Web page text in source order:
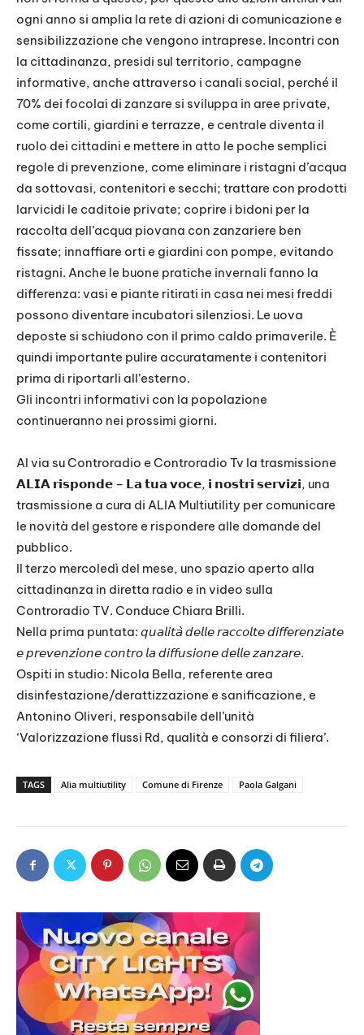
ogni anno si amplia la rete di azioni di comunicazione e
sensibilizzazione che vengono intraprese. Incontri con
la cittadinanza, presidi sul territorio, campagne
informative, anche attraverso i canali social, perché il
70% dei focolai di zanzare si sviluppa in aree private,
come cortili, giardini e terrazze, e centrale diventa il
ruolo dei cittadini e mettere in atto le poche semplici
regole di prevenzione, come eliminare i ristagni d’acqua
da sottovasi, contenitori e secchi; trattare con prodotti
larvicidi le caditoie private; coprire i bidoni per la
raccolta dell’acqua piovana con zanzariere ben
fissate; innaffiare orti e giardini con pompe, evitando
ristagni. Anche le buone pratiche invernali fanno la
differenza: vasi e piante ritirati in casa nei mesi freddi
possono diventare incubatori silenziosi. Le uova
deposte si schiudono con il primo caldo primaverile. È
quindi importante pulire accuratamente i contenitori
prima di riportarli all’esterno.
Gli incontri informativi con la popolazione
continueranno nei prossimi giorni.
Al via su Controradio e Controradio Tv la trasmissione
𝗔𝗟𝗜𝗔 𝗿𝗶𝘀𝗽𝗼𝗻𝗱𝗲 – 𝗟𝗮 𝘁𝘂𝗮 𝘃𝗼𝗰𝗲, 𝗶 𝗻𝗼𝘀𝘁𝗿𝗶 𝘀𝗲𝗿𝘃𝗶𝘇𝗶, una
trasmissione a cura di ALIA Multiutility per comunicare
le novità del gestore e rispondere alle domande del
pubblico.
Il terzo mercoledì del mese, uno spazio aperto alla
cittadinanza in diretta radio e in video sulla
Controradio TV. Conduce Chiara Brilli.
Nella prima puntata: 𝘲𝘶𝘢𝘭𝘪𝘵𝘢̀ 𝘥𝘦𝘭𝘭𝘦 𝘳𝘢𝘤𝘤𝘰𝘭𝘵𝘦 𝘥𝘪𝘧𝘧𝘦𝘳𝘦𝘯𝘻𝘪𝘢𝘵𝘦
𝘦 𝘱𝘳𝘦𝘷𝘦𝘯𝘻𝘪𝘰𝘯𝘦 𝘤𝘰𝘯𝘵𝘳𝘰 𝘭𝘢 𝘥𝘪𝘧𝘧𝘶𝘴𝘪𝘰𝘯𝘦 𝘥𝘦𝘭𝘭𝘦 𝘻𝘢𝘯𝘻𝘢𝘳𝘦.
Ospiti in studio: Nicola Bella, referente area
disinfestazione/derattizzazione e sanificazione, e
Antonino Oliveri, responsabile dell’unità
‘Valorizzazione flussi Rd, qualità e consorzi di filiera’.
TAGS Alia multiutility Comune di Firenze Paola Galgani